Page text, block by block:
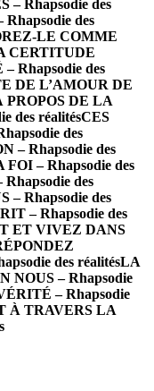
– Rhapsodie des
des
LE COMME
CERTITUDE
Rhapsodie des
DE L’AMOUR DE
PROPOS DE LA
des réalitésCES
des
– Rhapsodie des
– Rhapsodie des
des
– Rhapsodie des
– Rhapsodie des
ET VIVEZ DANS
des réalitésLA
NOUS – Rhapsodie
– Rhapsodie
À TRAVERS LA